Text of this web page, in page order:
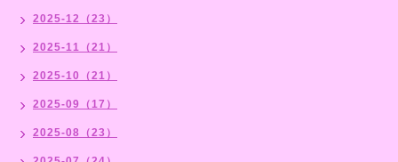
2025-12（23）
2025-11（21）
2025-10（21）
2025-09（17）
2025-08（23）